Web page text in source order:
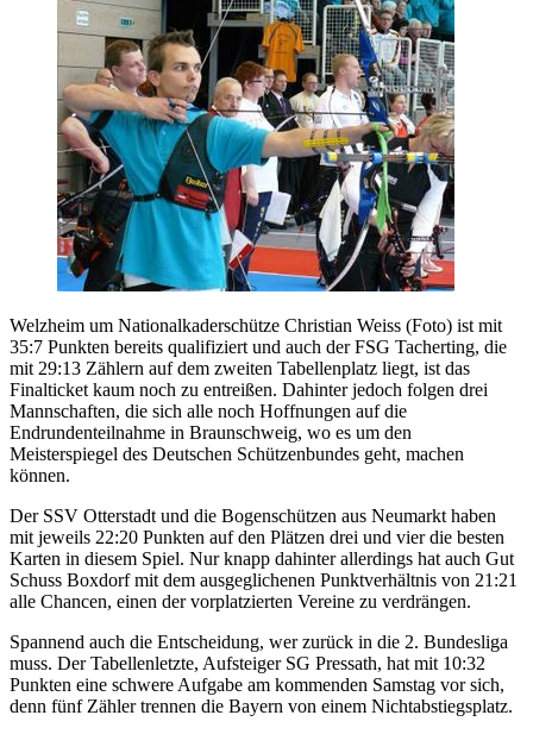
Welzheim um Nationalkaderschütze Christian Weiss (Foto) ist mit
35:7 Punkten bereits qualifiziert und auch der FSG Tacherting, die
mit 29:13 Zählern auf dem zweiten Tabellenplatz liegt, ist das
Finalticket kaum noch zu entreißen. Dahinter jedoch folgen drei
Mannschaften, die sich alle noch Hoffnungen auf die
Endrundenteilnahme in Braunschweig, wo es um den
Meisterspiegel des Deutschen Schützenbundes geht, machen
können.
Der SSV Otterstadt und die Bogenschützen aus Neumarkt haben
mit jeweils 22:20 Punkten auf den Plätzen drei und vier die besten
Karten in diesem Spiel. Nur knapp dahinter allerdings hat auch Gut
Schuss Boxdorf mit dem ausgeglichenen Punktverhältnis von 21:21
alle Chancen, einen der vorplatzierten Vereine zu verdrängen.
Spannend auch die Entscheidung, wer zurück in die 2. Bundesliga
muss. Der Tabellenletzte, Aufsteiger SG Pressath, hat mit 10:32
Punkten eine schwere Aufgabe am kommenden Samstag vor sich,
denn fünf Zähler trennen die Bayern von einem Nichtabstiegsplatz.